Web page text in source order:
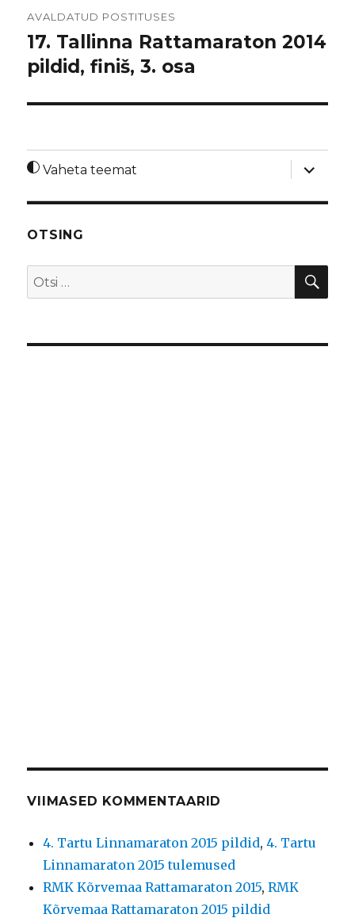
AVALDATUD POSTITUSES
17. Tallinna Rattamaraton 2014
pildid, finiš, 3. osa
Vaheta teemat
laienda
OTSING
Otsi:
VIIMASED KOMMENTAARID
4. Tartu Linnamaraton 2015 pildid,4. Tartu
Linnamaraton 2015 tulemused
RMK Kõrvemaa Rattamaraton 2015,RMK
Kõrvemaa Rattamaraton 2015 pildid